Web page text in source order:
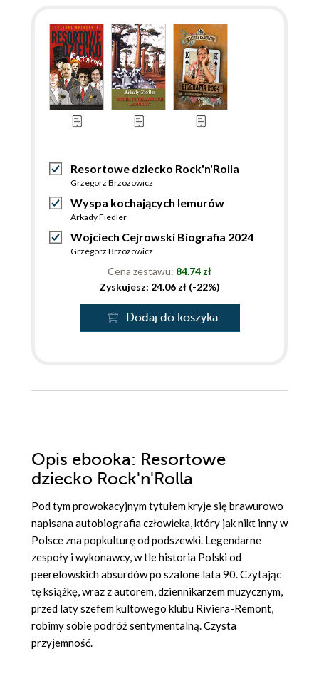
Resortowe dziecko Rock'n'Rolla
Grzegorz Brzozowicz
Wyspa kochających lemurów
Arkady Fiedler
Wojciech Cejrowski Biografia 2024
Grzegorz Brzozowicz
Cena zestawu: 84.74 zł
Zyskujesz: 24.06 zł (-22%)
Dodaj do koszyka
Opis ebooka: Resortowe
dziecko Rock'n'Rolla
Pod tym prowokacyjnym tytułem kryje się brawurowo
napisana autobiografia człowieka, który jak nikt inny w
Polsce zna popkulturę od podszewki. Legendarne
zespoły i wykonawcy, w tle historia Polski od
peerelowskich absurdów po szalone lata 90. Czytając
tę książkę, wraz z autorem, dziennikarzem muzycznym,
przed laty szefem kultowego klubu Riviera-Remont,
robimy sobie podróż sentymentalną. Czysta
przyjemność.